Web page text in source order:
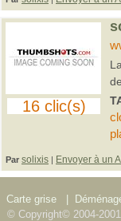
16 clic(s)
Par solixis | Envoyer à un
Carte grise
© Copyright© 2004-